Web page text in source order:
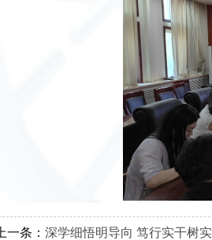
上一条： 深学细悟明导向 笃行实干树